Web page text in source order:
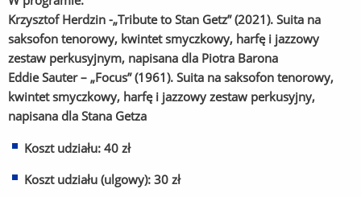
Krzysztof Herdzin -„Tribute to Stan Getz” (2021). Suita na
saksofon tenorowy, kwintet smyczkowy, harfę i jazzowy
zestaw perkusyjnym, napisana dla Piotra Barona
Eddie Sauter – „Focus” (1961). Suita na saksofon tenorowy,
kwintet smyczkowy, harfę i jazzowy zestaw perkusyjny,
napisana dla Stana Getza
Koszt udziału: 40 zł
Koszt udziału (ulgowy): 30 zł